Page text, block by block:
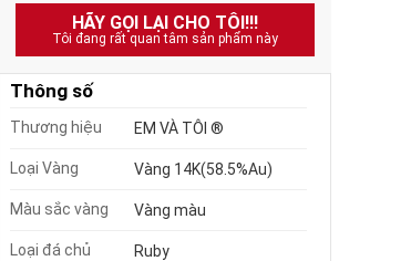
HÃY GỌI LẠI CHO TÔI!!!
Tôi đang rất quan tâm sản phẩm này
Thông số
Thương hiệu EM VÀ TÔI ®
Loại Vàng Vàng 14K(58.5%Au)
Màu sắc vàng Vàng màu
Loại đá chủ Ruby